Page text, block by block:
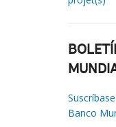
Banco